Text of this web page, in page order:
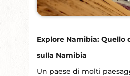
Explore Namibia: Quello
sulla Namibia
Un paese di molti